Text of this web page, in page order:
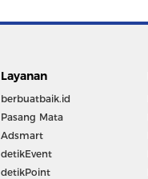
Layanan
berbuatbaik.id
Pasang Mata
Adsmart
detikEvent
detikPoint